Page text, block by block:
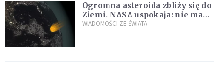
Ogromna asteroida zbliży się do
Ziemi. NASA uspokaja: nie ma
zagrożenia
WIADOMOŚCI ZE ŚWIATA